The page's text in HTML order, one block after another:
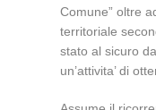
Comune” oltre
territoriale
stato al sicuro
un’attivita’ di